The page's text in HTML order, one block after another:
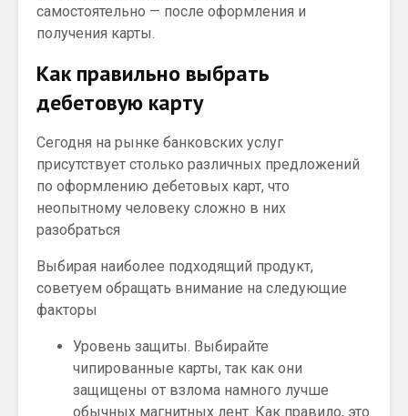
самостоятельно — после оформления и
получения карты.
Как правильно выбрать
дебетовую карту
Сегодня на рынке банковских услуг
присутствует столько различных предложений
по оформлению дебетовых карт, что
неопытному человеку сложно в них
разобраться
Выбирая наиболее подходящий продукт,
советуем обращать внимание на следующие
факторы
Уровень защиты. Выбирайте
чипированные карты, так как они
защищены от взлома намного лучше
обычных магнитных лент. Как правило, это